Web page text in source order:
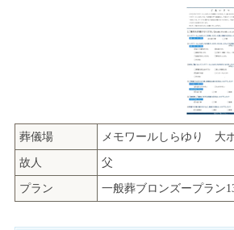
葬儀場 メモワールしらゆり 大
故人 父
プラン 一般葬ブロンズープラン